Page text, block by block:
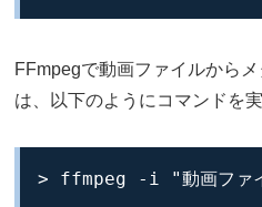
FFmpegで動画ファイルから
は、以下のようにコマンドを実
> ffmpeg -i "動画ファ